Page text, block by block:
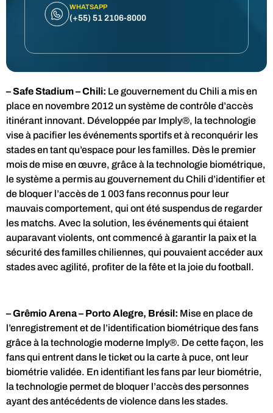
WHATSAPP
(+55) 51 2106-8000
– Safe Stadium – Chili: Le gouvernement du Chili a mis en
place en novembre 2012 un système de contrôle d’accès
itinérant innovant. Développée par Imply®, la technologie
vise à pacifier les événements sportifs et à reconquérir les
stades en tant qu’espace pour les familles. Dès le premier
mois de mise en œuvre, grâce à la technologie biométrique,
le système a permis au gouvernement du Chili d’identifier et
de bloquer l’accès de 1 003 fans reconnus pour leur
mauvais comportement, qui ont été suspendus de regarder
les matchs. Avec la solution, les événements qui étaient
auparavant violents, ont commencé à garantir la paix et la
sécurité des familles chiliennes, qui pouvaient accéder aux
stades avec agilité, profiter de la fête et la joie du football.
– Grêmio Arena – Porto Alegre, Brésil: Mise en place de
l’enregistrement et de l’identification biométrique des fans
grâce à la technologie moderne Imply®. De cette façon, les
fans qui entrent dans le ticket ou la carte à puce, ont leur
biométrie validée. En identifiant les fans par leur biométrie,
la technologie permet de bloquer l’accès des personnes
ayant des antécédents de violence dans les stades.